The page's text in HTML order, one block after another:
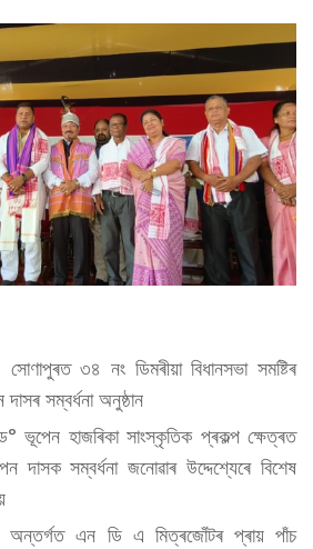
৩৪ নং ডিমৰীয়া বিধানসভা সমষ্টিৰ
সম্বৰ্ধনা অনুষ্ঠান
ভূপেন হাজৰিকা সাংস্কৃতিক প্ৰকল্প ক্ষেত্ৰত
দাসক সম্বৰ্ধনা জনোৱাৰ উদ্দেশ্যেৰে বিশেষ
অন্তৰ্গত এন ডি এ মিত্ৰজোঁটৰ প্ৰায় পাঁচ